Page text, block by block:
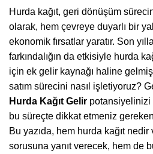
Hurda kağıt, geri dönüşüm
olarak, hem çevreye duyarlı bir
ekonomik fırsatlar yaratır. Son
farkındalığın da etkisiyle hurda
için ek gelir kaynağı haline
satım sürecini nasıl işletiyoruz?
Hurda Kağıt Gelir potansiyelinizi
bu süreçte dikkat etmeniz
Bu yazıda, hem hurda kağıt
sorusuna yanıt verecek, hem de